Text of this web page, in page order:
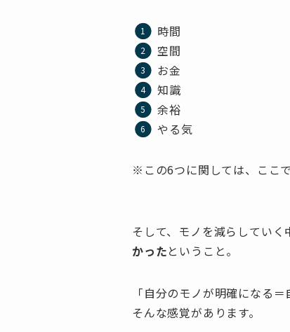
時間
空間
お金
知識
余裕
やる気
※この6つに関しては、ここ
そして、モノを減らしていく
かったということ。
「自分のモノが明確になる
そんな感覚があります。